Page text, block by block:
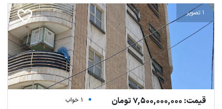
1 تصویر
قیمت: 7,500,000,000 تومان
1 خواب